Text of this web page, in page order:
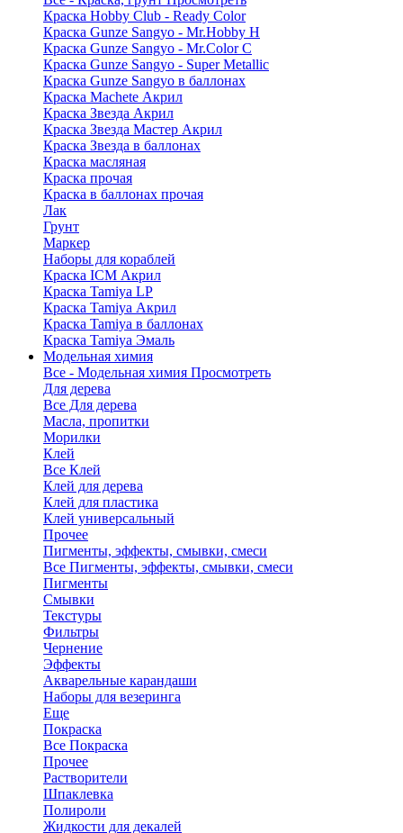
Краска Hobby Club - Ready Color
Краска Gunze Sangyo - Mr.Hobby H
Краска Gunze Sangyo - Mr.Color C
Краска Gunze Sangyo - Super Metallic
Краска Gunze Sangyo в баллонах
Краска Machete Акрил
Краска Звезда Акрил
Краска Звезда Мастер Акрил
Краска Звезда в баллонах
Краска масляная
Краска прочая
Краска в баллонах прочая
Лак
Грунт
Маркер
Наборы для кораблей
Краска ICM Акрил
Краска Tamiya LP
Краска Tamiya Акрил
Краска Tamiya в баллонах
Краска Tamiya Эмаль
Модельная химия
Все - Модельная химия Просмотреть
Для дерева
Все Для дерева
Масла, пропитки
Морилки
Клей
Все Клей
Клей для дерева
Клей для пластика
Клей универсальный
Прочее
Пигменты, эффекты, смывки, смеси
Все Пигменты, эффекты, смывки, смеси
Пигменты
Смывки
Текстуры
Фильтры
Чернение
Эффекты
Акварельные карандаши
Наборы для везеринга
Еще
Покраска
Все Покраска
Прочее
Растворители
Шпаклевка
Полироли
Жидкости для декалей